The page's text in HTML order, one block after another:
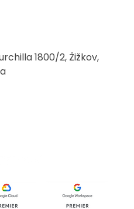
1800/2, Žižkov,